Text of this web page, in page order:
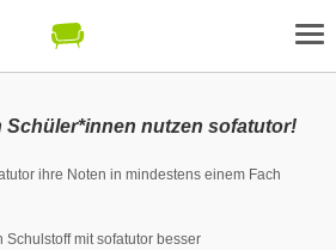
Schüler*innen nutzen sofatutor!
ihre Noten in mindestens einem Fach
Schulstoff mit sofatutor besser